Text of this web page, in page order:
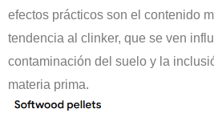
efectos prácticos son el contenido
tendencia al clinker, que se ven
contaminación del suelo y la
materia prima.